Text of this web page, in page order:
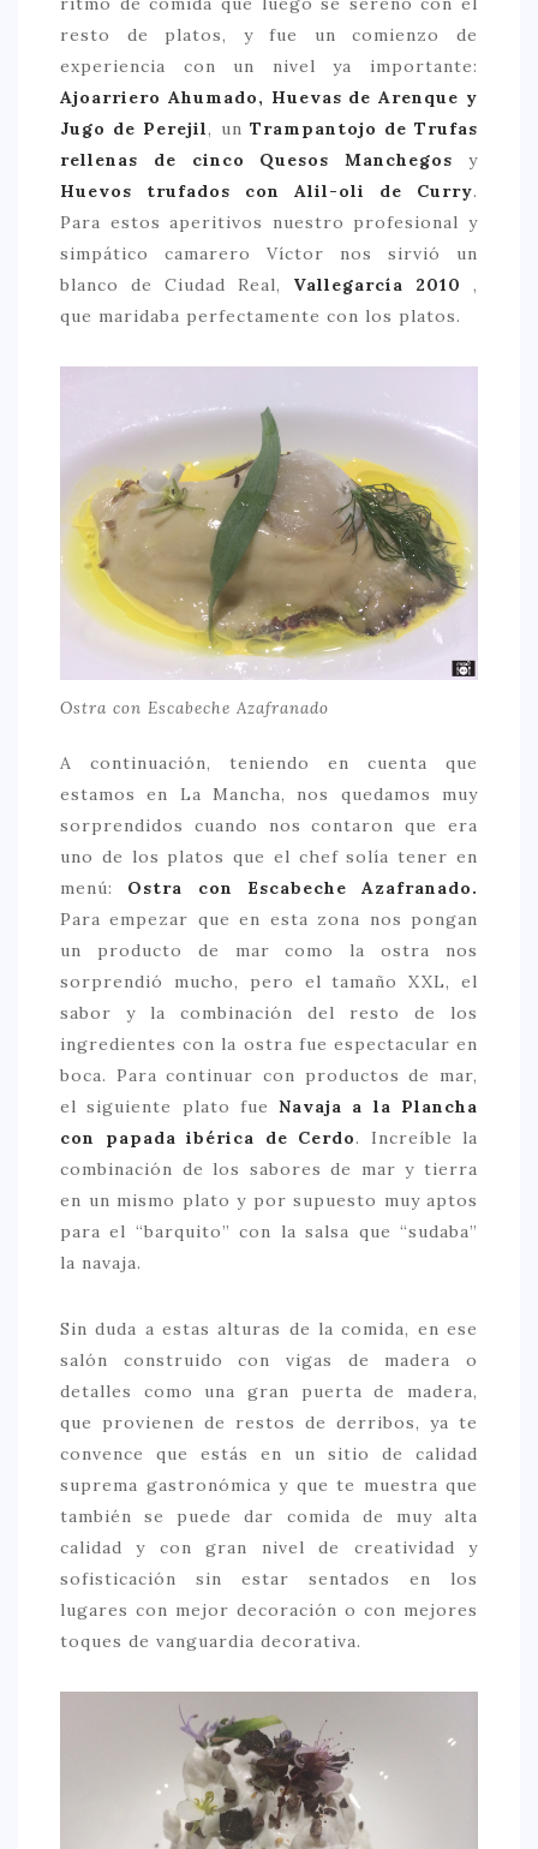
resto de platos, y fue un comienzo de
experiencia con un nivel ya importante:
Ajoarriero Ahumado, Huevas de Arenque y
Jugo de Perejil, un Trampantojo de Trufas
rellenas de cinco Quesos Manchegos y
Huevos trufados con Alil-oli de Curry.
Para estos aperitivos nuestro profesional y
simpático camarero Víctor nos sirvió un
blanco de Ciudad Real, Vallegarcía 2010
,
que maridaba perfectamente con los platos.
Ostra con Escabeche Azafranado
A continuación, teniendo en cuenta que
estamos en La Mancha, nos quedamos muy
sorprendidos cuando nos contaron que era
uno de los platos que el chef solía tener en
menú: Ostra con Escabeche Azafranado.
Para empezar que en esta zona nos pongan
un producto de mar como la ostra nos
sorprendió mucho, pero el tamaño XXL, el
sabor y la combinación del resto de los
ingredientes con la ostra fue espectacular en
boca. Para continuar con productos de mar,
el siguiente plato fueNavaja a la Plancha
con papada ibérica de Cerdo. Increíble la
combinación de los sabores de mar y tierra
en un mismo plato y por supuesto muy aptos
para el “barquito” con la salsa que “sudaba”
la navaja.
Sin duda a estas alturas de la comida, en ese
salón construido con vigas de madera o
detalles como una gran puerta de madera,
que provienen de restos de derribos, ya te
convence que estás en un sitio de calidad
suprema gastronómica y que te muestra que
también se puede dar comida de muy alta
calidad y con gran nivel de creatividad y
sofisticación sin estar sentados en los
lugares con mejor decoración o con mejores
toques de vanguardia decorativa.